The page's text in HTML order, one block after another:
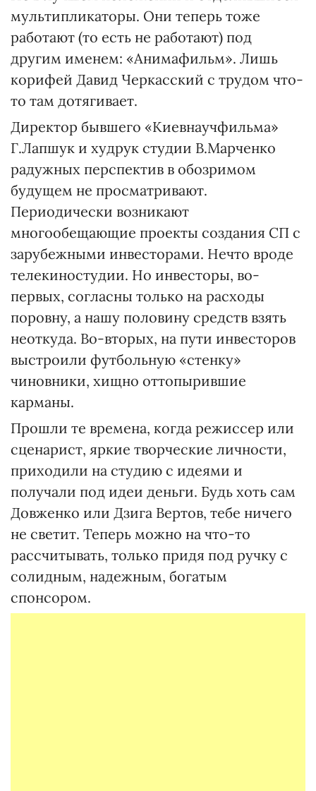
мультипликаторы. Они теперь тоже
работают (то есть не работают) под
другим именем: «Анимафильм». Лишь
корифей Давид Черкасский с трудом что-
то там дотягивает.
Директор бывшего «Киевнаучфильма»
Г.Лапшук и худрук студии В.Марченко
радужных перспектив в обозримом
будущем не просматривают.
Периодически возникают
многообещающие проекты создания СП с
зарубежными инвесторами. Нечто вроде
телекиностудии. Но инвесторы, во-
первых, согласны только на расходы
поровну, а нашу половину средств взять
неоткуда. Во-вторых, на пути инвесторов
выстроили футбольную «стенку»
чиновники, хищно оттопырившие
карманы.
Прошли те времена, когда режиссер или
сценарист, яркие творческие личности,
приходили на студию с идеями и
получали под идеи деньги. Будь хоть сам
Довженко или Дзига Вертов, тебе ничего
не светит. Теперь можно на что-то
рассчитывать, только придя под ручку с
солидным, надежным, богатым
спонсором.